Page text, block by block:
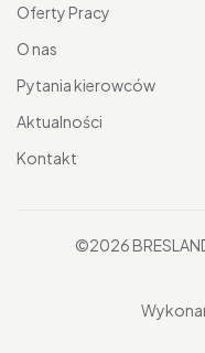
Oferty Pracy
O nas
Pytania kierowców
Aktualności
Kontakt
©2026